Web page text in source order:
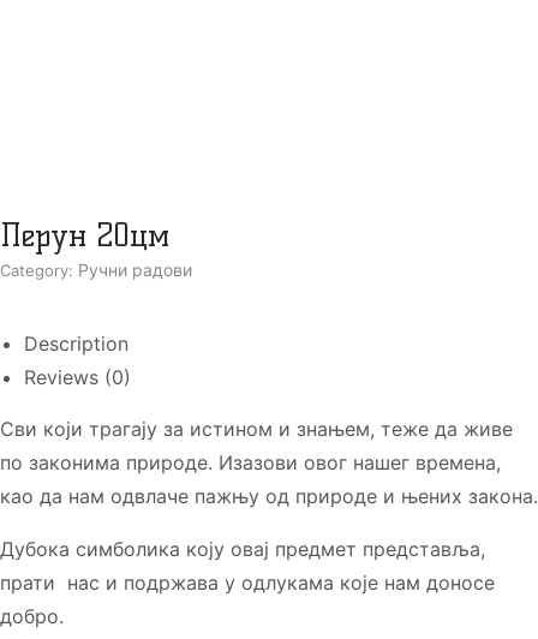
Перун 20цм
Category: Ручни радови
Description
Reviews (0)
Сви који трагају за истином и знањем, теже да живе
по законима природе. Изазови овог нашег времена,
као да нам одвлаче пажњу од природе и њених закона.
Дубока симболика коју овај предмет представља,
прати нас и подржава у одлукама које нам доносе
добро.